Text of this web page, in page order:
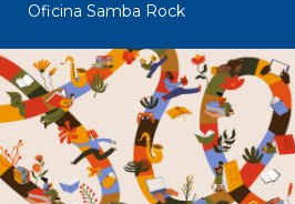
Oficina Samba Rock